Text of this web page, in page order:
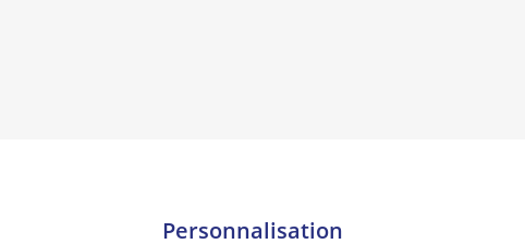
Personnalisation